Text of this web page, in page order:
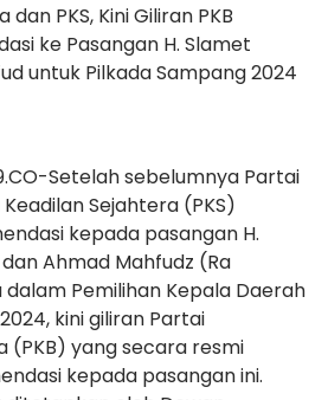
PKS, Kini Giliran PKB
ke Pasangan H. Slamet
untuk Pilkada Sampang 2024
Setelah sebelumnya Partai
Sejahtera (PKS)
kepada pasangan H.
dan Ahmad Mahfudz (Ra
Pemilihan Kepala Daerah
kini giliran Partai
(PKB) yang secara resmi
kepada pasangan ini.